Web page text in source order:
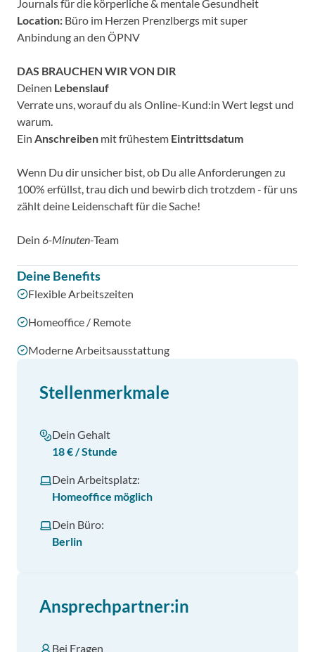
Journals für die körperliche & mentale Gesundheit
Location: Büro im Herzen Prenzlbergs mit super
Anbindung an den ÖPNV
DAS BRAUCHEN WIR VON DIR
Deinen Lebenslauf
Verrate uns, worauf du als Online-Kund:in Wert legst und
warum.
Ein Anschreiben mit frühestem Eintrittsdatum
Wenn Du dir unsicher bist, ob Du alle Anforderungen zu
100% erfüllst, trau dich und bewirb dich trotzdem - für uns
zählt deine Leidenschaft für die Sache!
Dein 6-Minuten-Team
Deine Benefits
Flexible Arbeitszeiten
Homeoffice / Remote
Moderne Arbeitsausstattung
Stellenmerkmale
Dein Gehalt
18 € / Stunde
Dein Arbeitsplatz:
Homeoffice möglich
Dein Büro:
Berlin
Ansprechpartner:in
Bei Fragen